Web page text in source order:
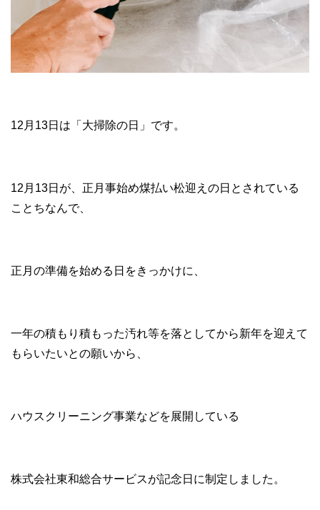
12月13日は「大掃除の日」です。
12月13日が、正月事始め煤払い松迎えの日とされている
ことちなんで、
正月の準備を始める日をきっかけに、
一年の積もり積もった汚れ等を落としてから新年を迎えて
もらいたいとの願いから、
ハウスクリーニング事業などを展開している
株式会社東和総合サービスが記念日に制定しました。